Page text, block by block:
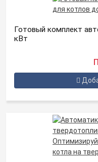
Готовый комплект
кВт